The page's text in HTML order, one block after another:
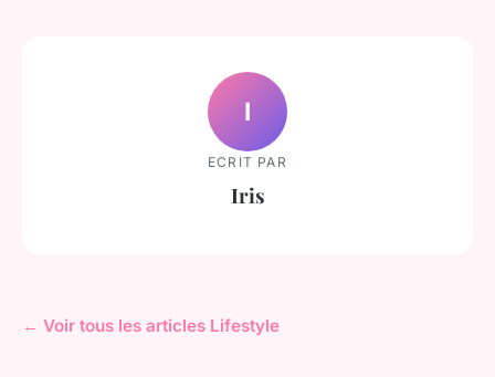
I
ECRIT PAR
Iris
← Voir tous les articles Lifestyle